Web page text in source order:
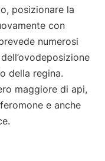
posizionare la
con
numerosi
della regina.
maggiore di api,
e anche